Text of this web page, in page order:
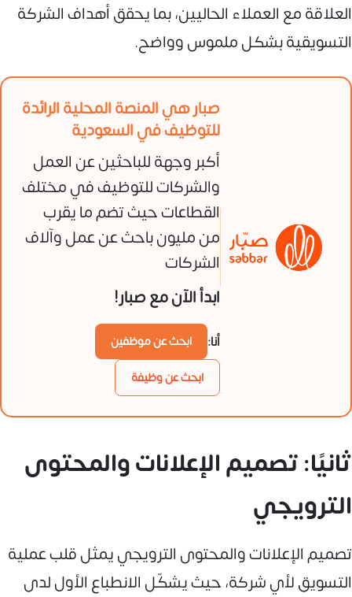
العلاقة مع العملاء الحاليين، بما يحقق أهداف الشركة
التسويقية بشكل ملموس وواضح.
صبار هي المنصة المحلية الرائدة
للتوظيف في السعودية
أكبر وجهة للباحثين عن العمل
والشركات للتوظيف في مختلف
القطاعات حيث تضم ما يقرب
من مليون باحث عن عمل وآلاف
الشركات
ابدأ الآن مع صبار!
أنا:
ابحث عن موظفين
ابحث عن وظيفة
ثانيًا: تصميم الإعلانات والمحتوى
الترويجي
تصميم الإعلانات والمحتوى الترويجي يمثل قلب عملية
التسويق لأي شركة، حيث يشكّل الانطباع الأول لدى